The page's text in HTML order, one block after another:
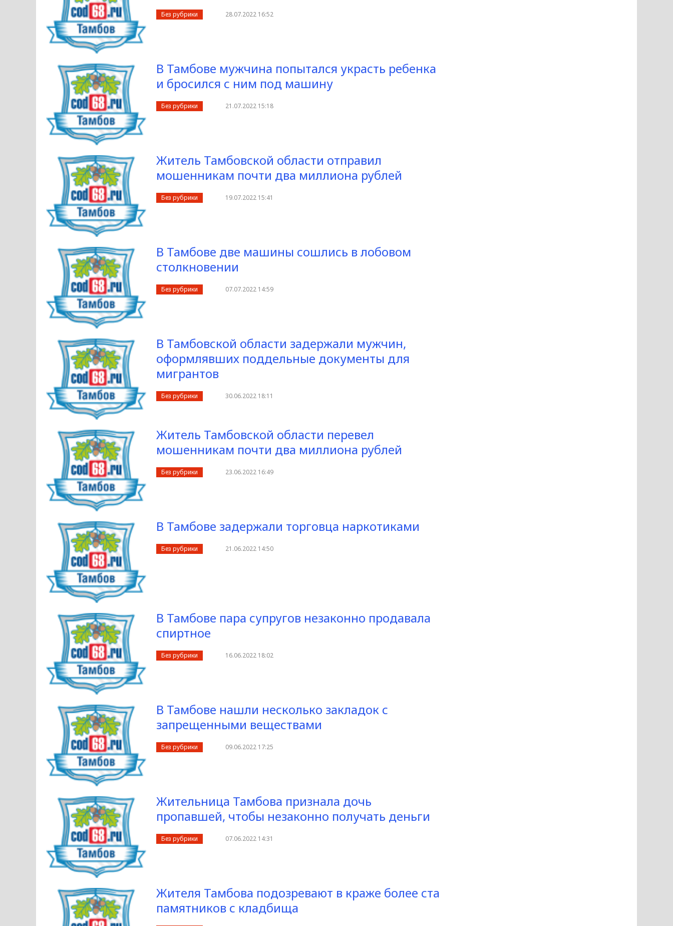
Без рубрики 28.07.2022 16:52
В Тамбове мужчина попытался украсть ребенка
и бросился с ним под машину
Без рубрики 21.07.2022 15:18
Житель Тамбовской области отправил
мошенникам почти два миллиона рублей
Без рубрики 19.07.2022 15:41
В Тамбове две машины сошлись в лобовом
столкновении
Без рубрики 07.07.2022 14:59
В Тамбовской области задержали мужчин,
оформлявших поддельные документы для
мигрантов
Без рубрики 30.06.2022 18:11
Житель Тамбовской области перевел
мошенникам почти два миллиона рублей
Без рубрики 23.06.2022 16:49
В Тамбове задержали торговца наркотиками
Без рубрики 21.06.2022 14:50
В Тамбове пара супругов незаконно продавала
спиртное
Без рубрики 16.06.2022 18:02
В Тамбове нашли несколько закладок с
запрещенными веществами
Без рубрики 09.06.2022 17:25
Жительница Тамбова признала дочь
пропавшей, чтобы незаконно получать деньги
Без рубрики 07.06.2022 14:31
Жителя Тамбова подозревают в краже более ста
памятников с кладбища